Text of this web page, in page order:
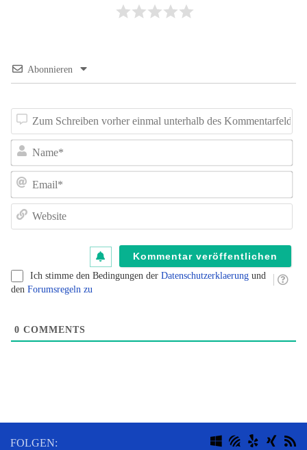
Abonnieren
Ich stimme den Bedingungen der Datenschutzerklaerung und
den Forumsregeln zu
0 COMMENTS
FOLGEN: